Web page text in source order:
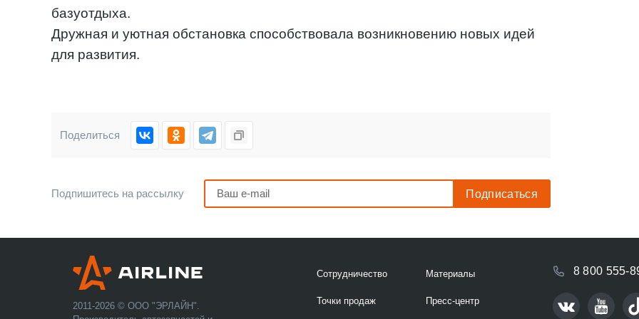
базуотдыха.
Дружная и уютная обстановка способствовала возникновению новых идей
для развития.
Поделиться
Подпишитесь на рассылку
2011-2026 © ООО "ЭРЛАЙН".
Сотрудничество
Точки продаж
Материалы
Пресс-центр
8 800 555-